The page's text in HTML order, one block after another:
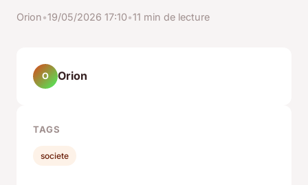
Orion•19/05/2026 17:10•11 min de lecture
O Orion
TAGS
societe